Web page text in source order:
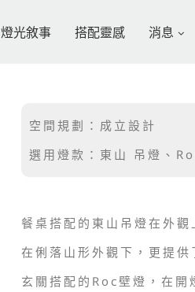
燈光敘事 搭配靈感 消息
空間規劃：成立設計
選用燈款：東山 吊燈、
餐桌搭配的東山吊燈在外觀
在俐落山形外觀下，更提供
玄關搭配的Roc壁燈，在開